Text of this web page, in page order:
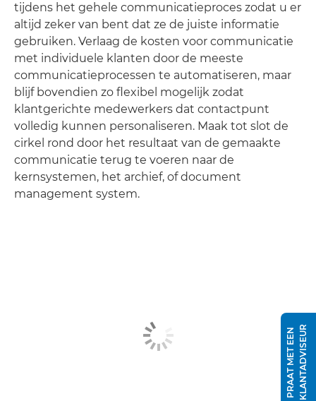
tijdens het gehele communicatieproces zodat u er
altijd zeker van bent dat ze de juiste informatie
gebruiken. Verlaag de kosten voor communicatie
met individuele klanten door de meeste
communicatieprocessen te automatiseren, maar
blijf bovendien zo flexibel mogelijk zodat
klantgerichte medewerkers dat contactpunt
volledig kunnen personaliseren. Maak tot slot de
cirkel rond door het resultaat van de gemaakte
communicatie terug te voeren naar de
kernsystemen, het archief, of document
management system.
P
R
A
A
T
M
E
T
E
E
N
K
L
A
N
T
A
D
V
I
S
E
UR